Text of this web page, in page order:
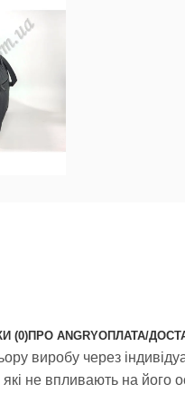
(0)ПРО ANGRYОПЛАТА/
виробу через
не впливають на його